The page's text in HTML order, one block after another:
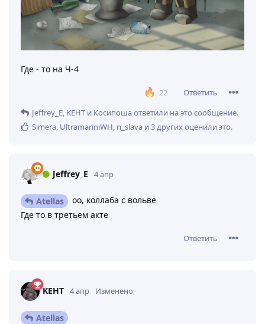
Где - то на Ч-4
22
Ответить
Jeffrey_E, KEHT и Косипошаответили на это сообщение.
Simera, UltramariniWH, n_slava и3другихоценили это.
Jeffrey_E 4 апр
Atellas
оо, коллаба с вольве
Где то в третьем акте
Ответить
KEHT 4 апр Изменено
Atellas